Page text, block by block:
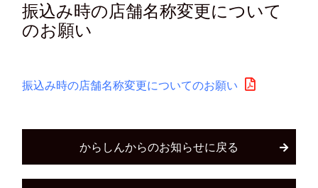
振込み時の店舗名称変更について
のお願い
振込み時の店舗名称変更についてのお願い
からしんからのお知らせに戻る